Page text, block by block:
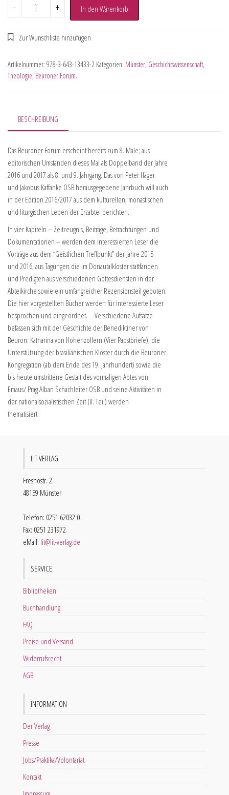
- + In den Warenkorb
Artikelnummer: 978-3-643-13433-2 Kategorien: Münster, Geschichtswissenschaft,
Theologie, Beuroner Forum.
BESCHREIBUNG
Das Beuroner Forum erscheint bereits zum 8. Male; aus
editorischen Umständen dieses Mal als Doppelband der Jahre
2016 und 2017 als 8. und 9. Jahrgang. Das von Peter Häger
und Jakobus Kaffanke OSB herausgegebene Jahrbuch will auch
in der Edition 2016/2017 aus dem kulturellen, monastischen
und liturgischen Leben der Erzabtei berichten.
In vier Kapiteln – Zeitzeugnis, Beiträge, Betrachtungen und
Dokumentationen – werden dem interessierten Leser die
Vorträge aus dem “Geistlichen Treffpunkt” der Jahre 2015
und 2016, aus Tagungen die im Donautalkloster stattfanden
und Predigten aus verschiedenen Gottesdiensten in der
Abteikirche sowie ein umfangreicher Rezensionsteil geboten.
Die hier vorgestellten Bücher werden für interessierte Leser
besprochen und eingeordnet. – Verschiedene Aufsätze
befassen sich mit der Geschichte der Benediktiner von
Beuron: Katharina von Hohenzollern (Vier Papstbriefe), die
Unterstützung der brasilianischen Klöster durch die Beuroner
Kongregation (ab dem Ende des 19. Jahrhundert) sowie die
bis heute umstrittene Gestalt des vormaligen Abtes von
Emaus/ Prag Alban Schachleiter OSB und seine Aktivitäten in
der nationalsozialistischen Zeit (II. Teil) werden
thematisiert.
LIT VERLAG
Fresnostr. 2
48159 Münster
Telefon: 0251 62032 0
Fax: 0251 231972
eMail: lit@lit-verlag.de
SERVICE
Bibliotheken
Buchhandlung
FAQ
Preise und Versand
Widerrufsrecht
AGB
INFORMATION
Der Verlag
Presse
Jobs/Praktika/Volontariat
Kontakt